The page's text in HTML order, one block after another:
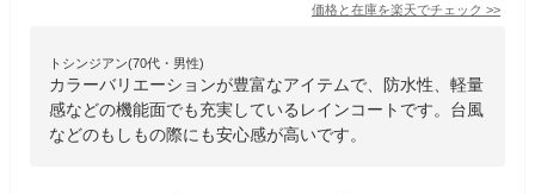
価格と在庫を楽天でチェック >>
トシンジアン(70代・男性)
カラーバリエーションが豊富なアイテムで、防水性、軽量
感などの機能面でも充実しているレインコートです。台風
などのもしもの際にも安心感が高いです。